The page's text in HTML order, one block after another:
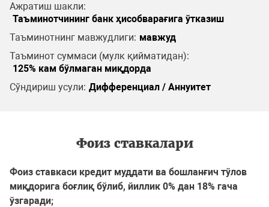
Ажратиш шакли:
Таъминотчининг банк ҳисобварағига ўтказиш
Таъминотнинг мавжудлиги: мавжуд
Таъминот суммаси (мулк қийматидан):
125% кам бўлмаган миқдорда
Сўндириш усули: Дифференциал / Аннуитет
Фоиз ставкалари
Фоиз ставкаси кредит муддати ва бошланғич тўлов
миқдорига боғлиқ бўлиб, йиллик 0% дан 18% гача
ўзгаради;